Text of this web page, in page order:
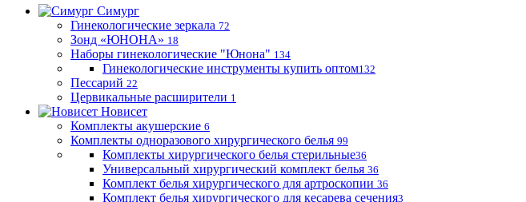
Симург
Гинекологические зеркала 72
Зонд «ЮНОНА» 18
Наборы гинекологические "Юнона" 134
Гинекологические инструменты купить оптом132
Пессарий 22
Цервикальные расширители 1
Новисет
Комплекты акушерские 6
Комплекты одноразового хирургического белья 99
Комплекты хирургического белья стерильные36
Универсальный хирургический комплект белья 36
Комплект белья хирургического для артроскопии 36
Комплект белья хирургического для кесарева сечения3